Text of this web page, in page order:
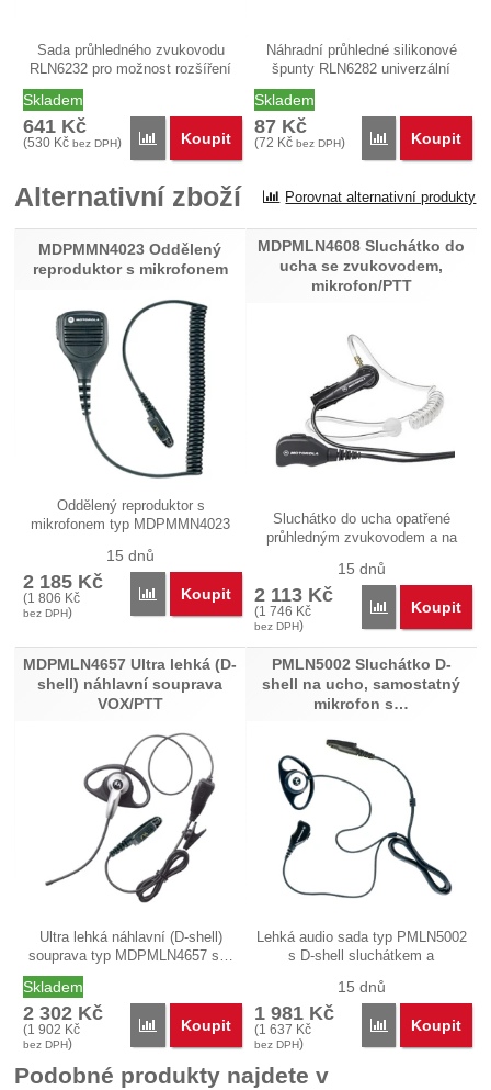
Sada průhledného zvukovodu
RLN6232 pro možnost rozšíření
Skladem
641 Kč
(530 Kč bez DPH) Porovnat
Koupit
Náhradní průhledné silikonové
špunty RLN6282 univerzální
Skladem
87 Kč
(72 Kč bez DPH) Porovnat
Koupit
Alternativní zboží Porovnat alternativní produkty
MDPMMN4023 Oddělený
reproduktor s mikrofonem
Oddělený reproduktor s
mikrofonem typ MDPMMN4023
15 dnů
2 185 Kč
(1 806 Kč
bez DPH)
Porovnat
Koupit
MDPMLN4608 Sluchátko do
ucha se zvukovodem,
mikrofon/PTT
Sluchátko do ucha opatřené
průhledným zvukovodem a na
15 dnů
2 113 Kč
(1 746 Kč
bez DPH)
Porovnat
Koupit
MDPMLN4657 Ultra lehká (D-
shell) náhlavní souprava
VOX/PTT
Ultra lehká náhlavní (D-shell)
souprava typ MDPMLN4657 s…
Skladem
2 302 Kč
(1 902 Kč
bez DPH)
Porovnat
Koupit
PMLN5002 Sluchátko D-
shell na ucho, samostatný
mikrofon s…
Lehká audio sada typ PMLN5002
s D-shell sluchátkem a
15 dnů
1 981 Kč
(1 637 Kč
bez DPH)
Porovnat
Koupit
Podobné produkty najdete v